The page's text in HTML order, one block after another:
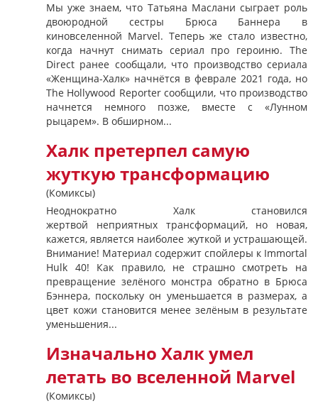
Мы уже знаем, что Татьяна Маслани сыграет роль
двоюродной сестры Брюса Баннера в
киновселенной Marvel. Теперь же стало известно,
когда начнут снимать сериал про героиню. The
Direct ранее сообщали, что производство сериала
«Женщина-Халк» начнётся в феврале 2021 года, но
The Hollywood Reporter сообщили, что производство
начнется немного позже, вместе с «Лунном
рыцарем». В обширном...
Халк претерпел самую
жуткую трансформацию
(Комиксы)
Неоднократно Халк становился
жертвой неприятных трансформаций, но новая,
кажется, является наиболее жуткой и устрашающей. ​
Внимание! Материал содержит спойлеры к Immortal
Hulk 40! Как правило, не страшно смотреть на
превращение зелёного монстра обратно в Брюса
Бэннера, поскольку он уменьшается в размерах, а
цвет кожи становится менее зелёным в результате
уменьшения...
Изначально Халк умел
летать во вселенной Marvel
(Комиксы)